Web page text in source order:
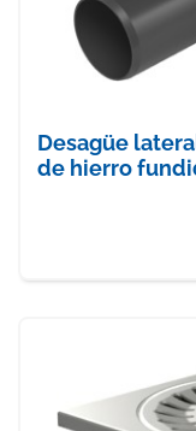
Desagüe
de hierro